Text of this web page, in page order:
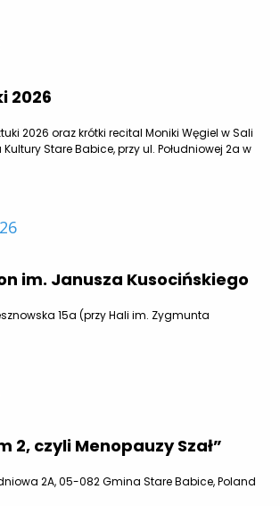
2026
2026 oraz krótki recital Moniki Węgiel w Sali
Stare Babice, przy ul. Południowej 2a w
im. Janusza Kusocińskiego
15a (przy Hali im. Zygmunta
2, czyli Menopauzy Szał”
2A, 05-082 Gmina Stare Babice, Poland